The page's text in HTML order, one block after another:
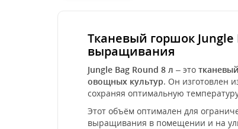
Тканевый горшок Jungle
выращивания
Jungle Bag Round 8 л – это
овощных культур. Он изготовлен
сохраняя оптимальную
Этот объём оптимален для
выращивания в помещении и на